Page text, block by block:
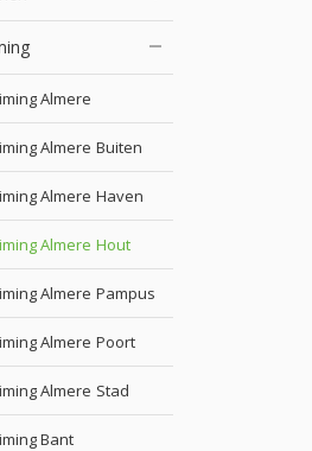
Almere
Almere Buiten
Almere Haven
Almere Hout
Almere Pampus
Almere Poort
Almere Stad
Bant